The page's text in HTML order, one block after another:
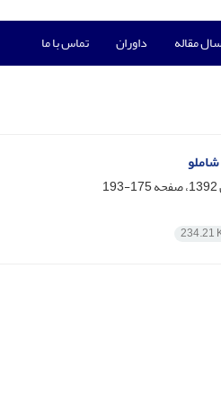
مقاله داوران تماس با ما
175-193
234.21